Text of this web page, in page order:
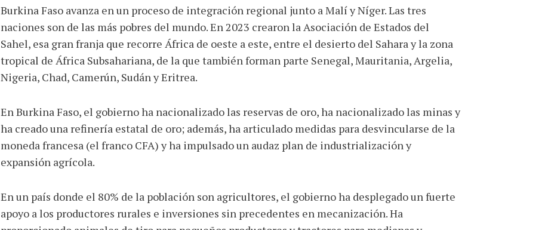
Burkina Faso avanza en un proceso de integración regional junto a Malí y Níger. Las tres
naciones son de las más pobres del mundo. En 2023 crearon la Asociación de Estados del
Sahel, esa gran franja que recorre África de oeste a este, entre el desierto del Sahara y la zona
tropical de África Subsahariana, de la que también forman parte Senegal, Mauritania, Argelia,
Nigeria, Chad, Camerún, Sudán y Eritrea.
En Burkina Faso, el gobierno ha nacionalizado las reservas de oro, ha nacionalizado las minas y
ha creado una refinería estatal de oro; además, ha articulado medidas para desvincularse de la
moneda francesa (el franco CFA) y ha impulsado un audaz plan de industrialización y
expansión agrícola.
En un país donde el 80% de la población son agricultores, el gobierno ha desplegado un fuerte
apoyo a los productores rurales e inversiones sin precedentes en mecanización. Ha